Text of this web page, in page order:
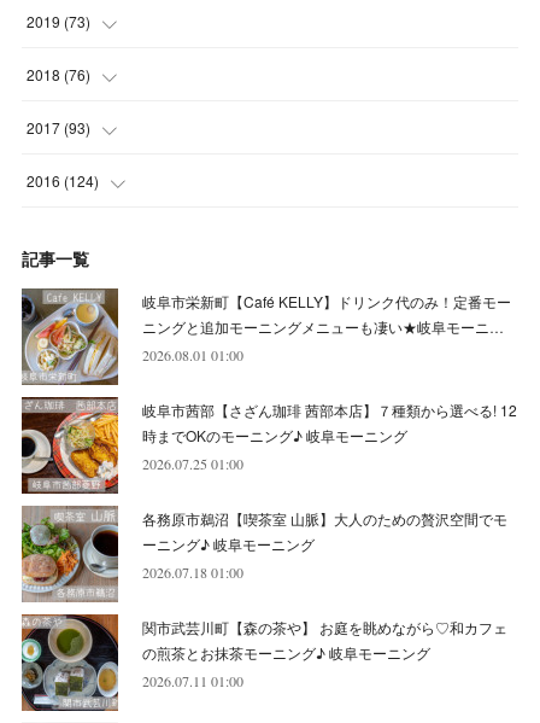
(5
(7)
(10
( 6)
(10)
(9
(6
(5)
(6)
(8)
(10
(7
(7
(9)
(4)
(6)
(9
(11
(1
(7
(11)
(7)
(9)
(2)
(10 )
(11 )
(8
(7)
(7
(7)
(5)
(1)
(8)
(4)
(7)
2019 (73)
(4
(6
(4)
(4)
(5)
(4)
(4)
(10)
(10)
(6)
2018 (76)
(9
(3)
(7)
(8)
(7)
(6)
(5)
(6)
(8)
(8)
2017 (93)
(7)
(5)
(8)
(8)
(8)
(9)
(9)
(9)
(7)
2016 (124)
(10)
(10)
(12)
(16)
(9)
(13)
(8)
(6)
記事一覧
岐阜市栄新町【Café KELLY】ドリンク代のみ！定番モー
ニングと追加モーニングメニューも凄い★岐阜モーニ…
2026.08.01 01:00
岐阜市茜部【さざん珈琲 茜部本店】７種類から選べる! 12
時までOKのモーニング♪ 岐阜モーニング
2026.07.25 01:00
各務原市鵜沼【喫茶室 山脈】大人のための贅沢空間でモ
ーニング♪ 岐阜モーニング
2026.07.18 01:00
関市武芸川町【森の茶や】 お庭を眺めながら♡和カフェ
の煎茶とお抹茶モーニング♪ 岐阜モーニング
2026.07.11 01:00